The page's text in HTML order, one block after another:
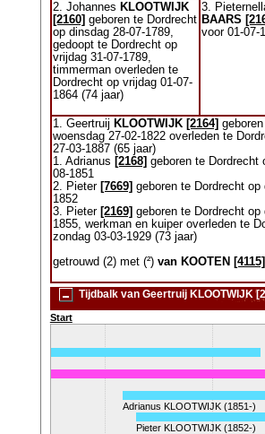
2. Johannes KLOOTWIJK
[2160] geboren te Dordrecht
op dinsdag 28-07-1789,
gedoopt te Dordrecht op
vrijdag 31-07-1789,
timmerman overleden te
Dordrecht op vrijdag 01-07-
1864 (74 jaar)
3.
BAARS
voor 01-07-
1. Geertruij KLOOTWIJK [2164]
woensdag 27-02-1822 overleden te
27-03-1887 (65 jaar)
1. Adrianus [2168] geboren te Dordrecht
08-1851
2. Pieter [7669] geboren te Dordrecht op
1852
3. Pieter [2169] geboren te Dordrecht op
1855, werkman en kuiper overleden te
zondag 03-03-1929 (73 jaar)
getrouwd (2) met (²) van KOOTEN [4115]
Tijdbalk van Geertruij KLOOTWIJK
Start
Pieter KLOOTWIJK (1852-)
Adrianus KLOOTWIJK (1851-)